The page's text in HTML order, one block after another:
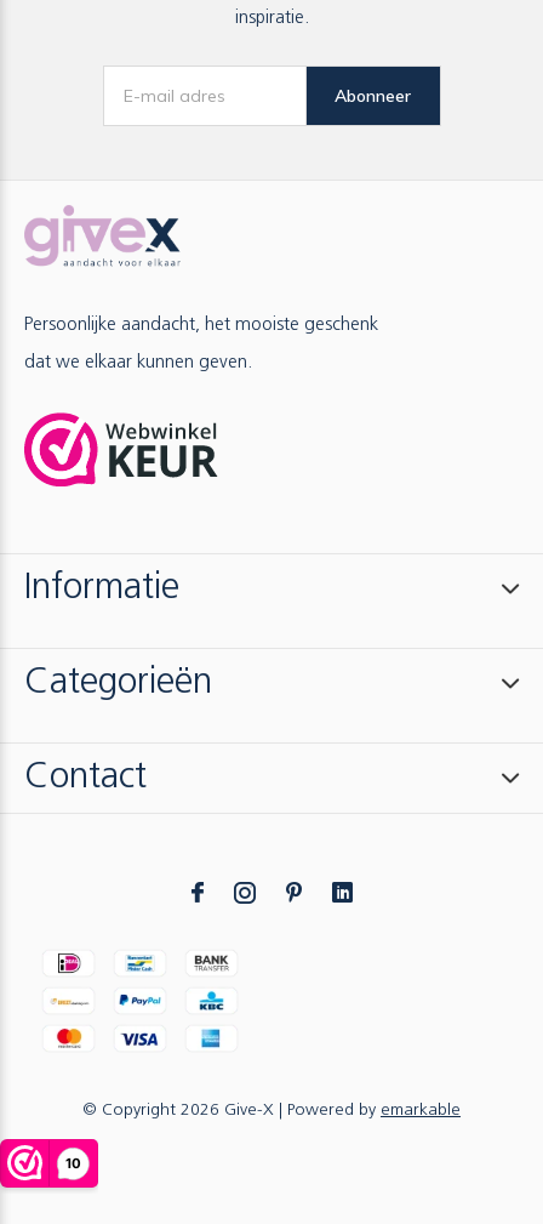
inspiratie.
Abonneer
Persoonlijke aandacht, het mooiste geschenk
dat we elkaar kunnen geven.
Informatie
Categorieën
Contact
© Copyright 2026 Give-X | Powered by emarkable